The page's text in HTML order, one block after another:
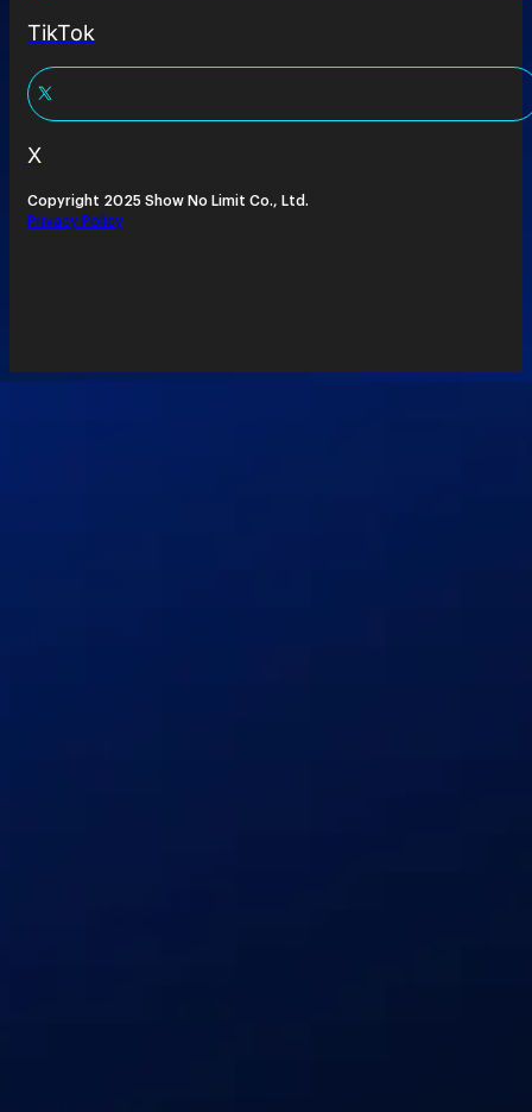
TikTok
X
Copyright 2025 Show No Limit Co., Ltd.
Privacy Policy